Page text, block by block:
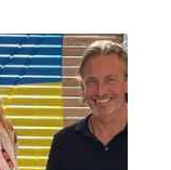
einem